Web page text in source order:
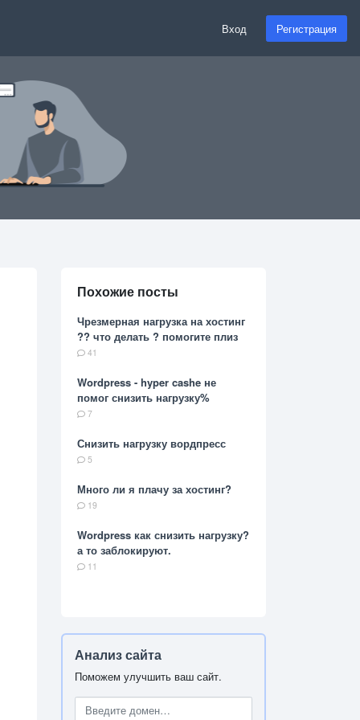
Вход Регистрация
Похожие посты
Чрезмерная нагрузка на хостинг
?? что делать ? помогите плиз
41
Wordpress - hyper cashe не
помог снизить нагрузку%
7
Снизить нагрузку вордпресс
5
Много ли я плачу за хостинг?
19
Wordpress как снизить нагрузку?
а то заблокируют.
11
Анализ сайта
Поможем улучшить ваш сайт.